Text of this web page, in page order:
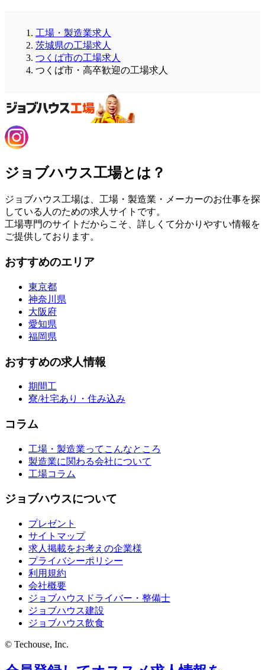
工場・製造業求人
茨城県の工場求人
つくば市の工場求人
つくば市・高卒歓迎の工場求人
ジョブハウス工場とは？
ジョブハウス工場は、工場・製造業・メーカーのお仕事を探
している人のための求人サイトです。
工場専門のサイトだからこそ、詳しくて分かりやすい情報を
ご提供しております。
おすすめのエリア
東京都
神奈川県
大阪府
愛知県
福岡県
おすすめの求人情報
期間工
寮/社宅あり・住み込み
コラム
工場・製造業ってこんなところ
製造業に関わる会社について
工場コラム
ジョブハウスについて
プレゼント
サイトマップ
求人掲載をお考えの企業様
プライバシーポリシー
利用規約
会社概要
ジョブハウスドライバー・整備士
ジョブハウス建設
ジョブハウス飲食
© Techouse, Inc.